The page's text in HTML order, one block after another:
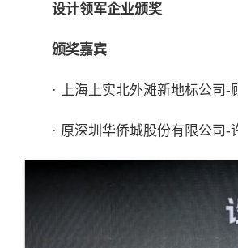
设计领军企业颁奖
颁奖嘉宾
· 上海上实北外滩新地标公司-
· 原深圳华侨城股份有限公司-